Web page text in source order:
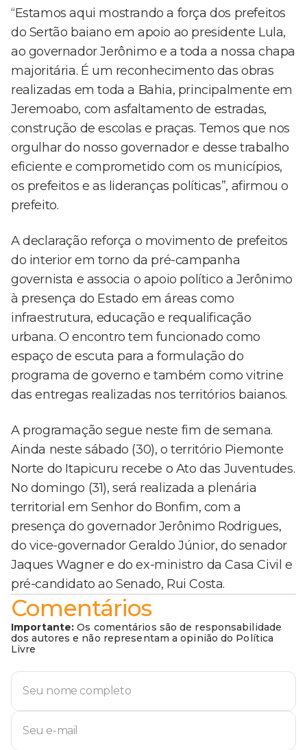
“Estamos aqui mostrando a força dos prefeitos
do Sertão baiano em apoio ao presidente Lula,
ao governador Jerônimo e a toda a nossa chapa
majoritária. É um reconhecimento das obras
realizadas em toda a Bahia, principalmente em
Jeremoabo, com asfaltamento de estradas,
construção de escolas e praças. Temos que nos
orgulhar do nosso governador e desse trabalho
eficiente e comprometido com os municípios,
os prefeitos e as lideranças políticas”, afirmou o
prefeito.
A declaração reforça o movimento de prefeitos
do interior em torno da pré-campanha
governista e associa o apoio político a Jerônimo
à presença do Estado em áreas como
infraestrutura, educação e requalificação
urbana. O encontro tem funcionado como
espaço de escuta para a formulação do
programa de governo e também como vitrine
das entregas realizadas nos territórios baianos.
A programação segue neste fim de semana.
Ainda neste sábado (30), o território Piemonte
Norte do Itapicuru recebe o Ato das Juventudes.
No domingo (31), será realizada a plenária
territorial em Senhor do Bonfim, com a
presença do governador Jerônimo Rodrigues,
do vice-governador Geraldo Júnior, do senador
Jaques Wagner e do ex-ministro da Casa Civil e
pré-candidato ao Senado, Rui Costa.
Comentários
Importante: Os comentários são de responsabilidade
dos autores e não representam a opinião do Política
Livre